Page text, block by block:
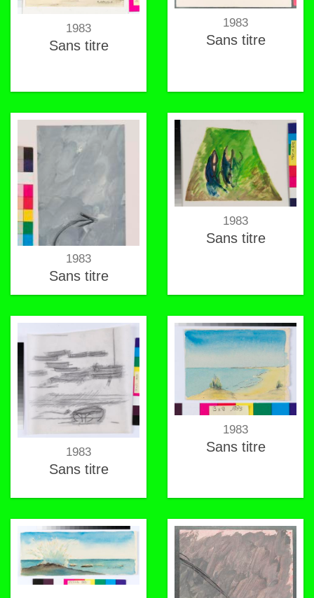
1983
Sans titre
1983
Sans titre
1983
Sans titre
1983
Sans titre
1983
Sans titre
1983
Sans titre